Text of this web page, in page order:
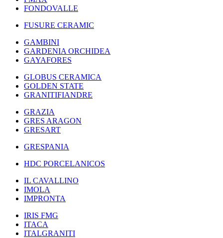
FONDOVALLE
FUSURE CERAMIC
GAMBINI
GARDENIA ORCHIDEA
GAYAFORES
GLOBUS CERAMICA
GOLDEN STATE
GRANITIFIANDRE
GRAZIA
GRES ARAGON
GRESART
GRESPANIA
HDC PORCELANICOS
IL CAVALLINO
IMOLA
IMPRONTA
IRIS FMG
ITACA
ITALGRANITI